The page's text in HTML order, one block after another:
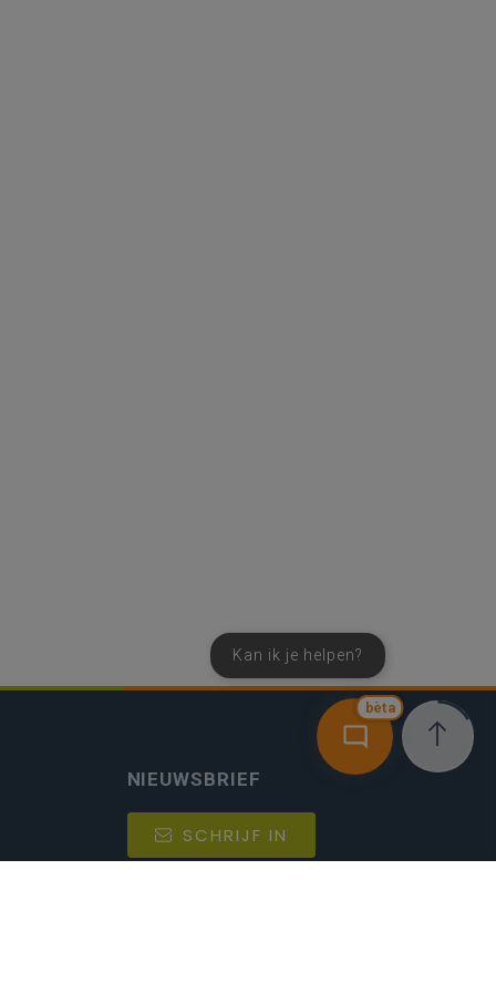
bèta
Kan ik je helpen?
NIEUWSBRIEF
SCHRIJF IN